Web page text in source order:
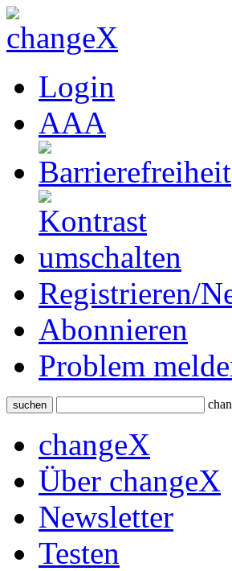
Login
AAA
Registrieren/
Abonnieren
Problem
suchen
changeX
Über changeX
Newsletter
Testen